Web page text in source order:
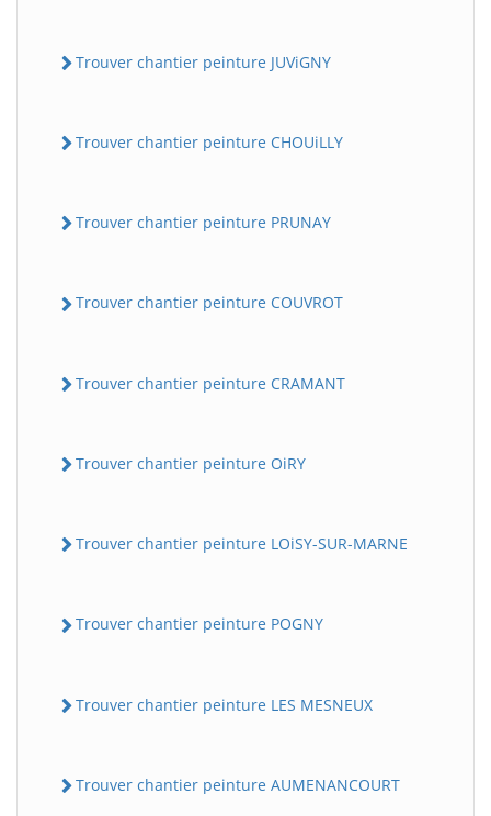
Trouver chantier peinture JUViGNY
Trouver chantier peinture CHOUiLLY
Trouver chantier peinture PRUNAY
Trouver chantier peinture COUVROT
Trouver chantier peinture CRAMANT
Trouver chantier peinture OiRY
Trouver chantier peinture LOiSY-SUR-MARNE
Trouver chantier peinture POGNY
Trouver chantier peinture LES MESNEUX
Trouver chantier peinture AUMENANCOURT